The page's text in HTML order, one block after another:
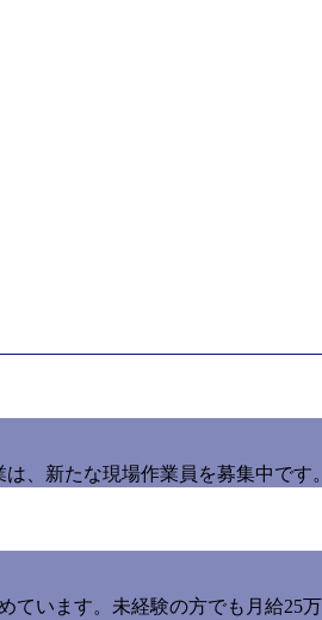
、新たな現場作業員を募集中で
ています。未経験の方でも月給25